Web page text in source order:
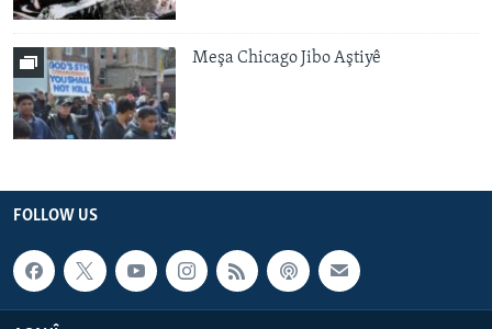
Meşa Chicago Jibo Aştiyê
FOLLOW US